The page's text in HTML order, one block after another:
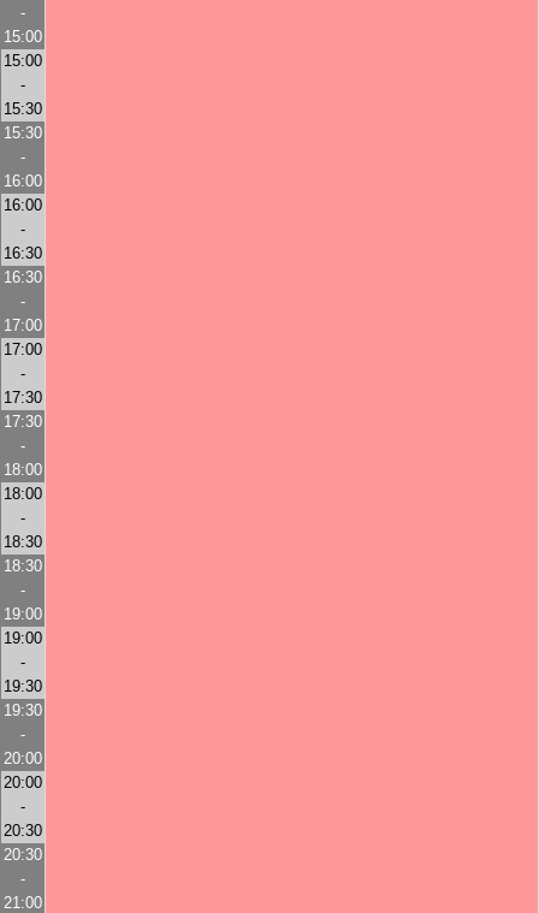
-
15:00
15:00
-
15:30
15:30
-
16:00
16:00
-
16:30
16:30
-
17:00
17:00
-
17:30
17:30
-
18:00
18:00
-
18:30
18:30
-
19:00
19:00
-
19:30
19:30
-
20:00
20:00
-
20:30
20:30
-
21:00